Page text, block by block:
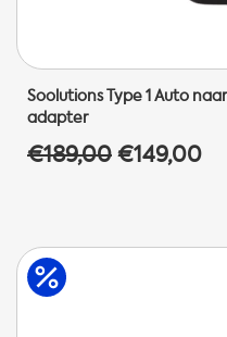
Soolutions Type 1 Auto
adapter
€189,00€149,00